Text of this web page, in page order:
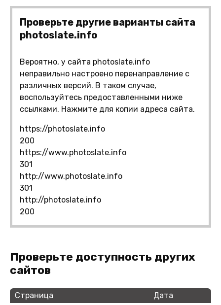
Проверьте другие варианты сайта
photoslate.info
Вероятно, у сайта photoslate.info
неправильно настроено перенаправление с
различных версий. В таком случае,
воспользуйтесь предоставленными ниже
ссылками. Нажмите для копии адреса сайта.
https://photoslate.info
200
https://www.photoslate.info
301
http://www.photoslate.info
301
http://photoslate.info
200
Проверьте доступность других
сайтов
Страница
Дата